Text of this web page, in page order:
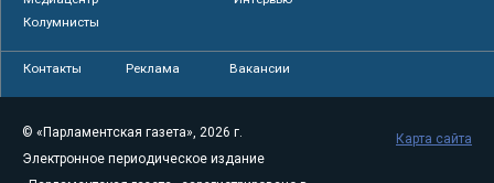
Колумнисты
Контакты Реклама Вакансии
© «Парламентская газета», 2026 г.
Электронное периодическое издание
Карта сайта